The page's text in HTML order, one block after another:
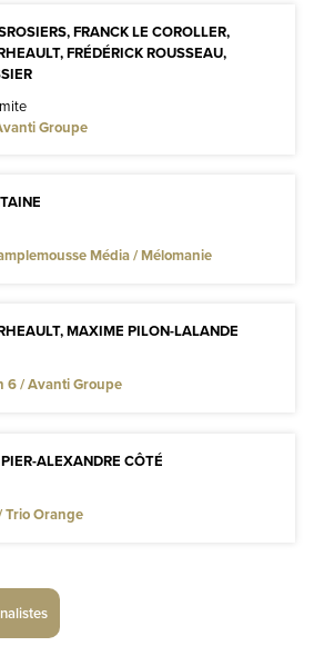
FRANCK LE COROLLER,
FRÉDÉRICK ROUSSEAU,
Groupe
Média / Mélomanie
MAXIME PILON-LALANDE
6 / Avanti Groupe
ALEXANDRE CÔTÉ
Trio Orange